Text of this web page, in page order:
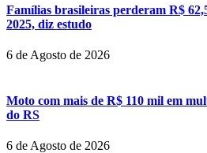
Famílias brasileiras perderam R$
2025, diz estudo
6 de Agosto de 2026
Moto com mais de R$ 110 mil em
do RS
6 de Agosto de 2026